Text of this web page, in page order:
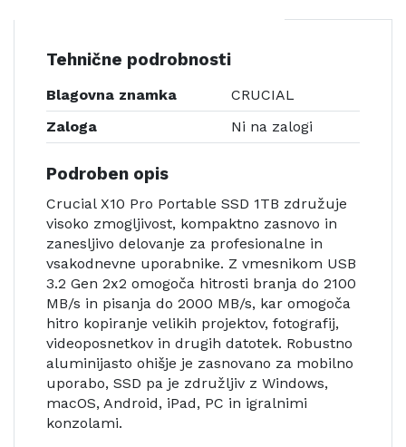
Tehnične podrobnosti
Blagovna znamka
CRUCIAL
Zaloga
Ni na zalogi
Podroben opis
Crucial X10 Pro Portable SSD 1TB združuje
visoko zmogljivost, kompaktno zasnovo in
zanesljivo delovanje za profesionalne in
vsakodnevne uporabnike. Z vmesnikom USB
3.2 Gen 2x2 omogoča hitrosti branja do 2100
MB/s in pisanja do 2000 MB/s, kar omogoča
hitro kopiranje velikih projektov, fotografij,
videoposnetkov in drugih datotek. Robustno
aluminijasto ohišje je zasnovano za mobilno
uporabo, SSD pa je združljiv z Windows,
macOS, Android, iPad, PC in igralnimi
konzolami.